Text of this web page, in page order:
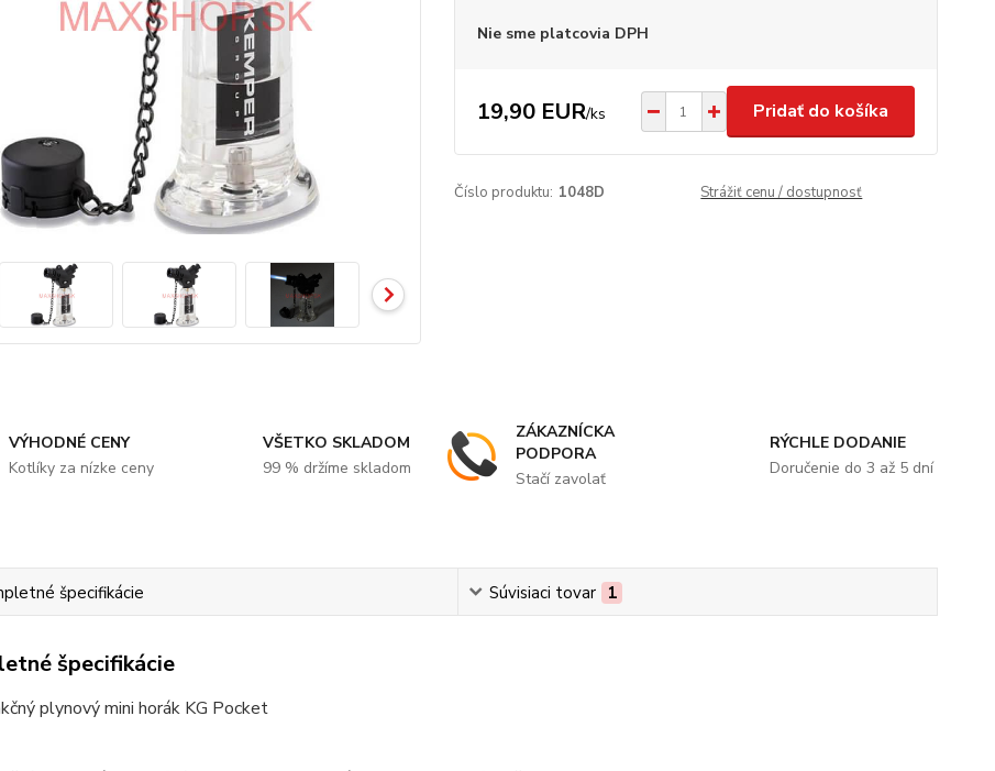
Nie sme platcovia DPH
19,90 EUR/ks Pridať do košíka
Číslo produktu: 1048D Strážiť cenu / dostupnosť
VÝHODNÉ CENY
Kotlíky za nízke ceny
VŠETKO SKLADOM
99 % držíme skladom
ZÁKAZNÍCKA
PODPORA
Stačí zavolať
RÝCHLE DODANIE
Doručenie do 3 až 5 dní
špecifikácie Súvisiaci tovar 1
špecifikácie
plynový mini horák KG Pocket